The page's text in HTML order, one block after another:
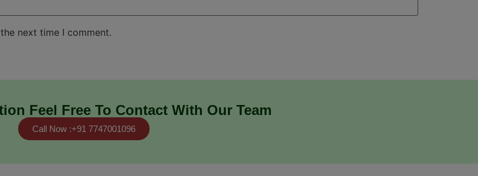
next time I comment.
Feel Free To Contact With Our Team
Call Now :+91 7747001096